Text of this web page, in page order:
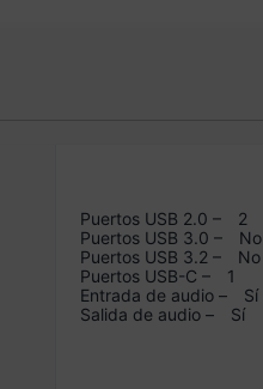
Puertos USB 2.0 –
2
Puertos USB 3.0 –
No
Puertos USB 3.2 –
No
Puertos USB-C –
1
Entrada de audio –
Sí
Salida de audio –
Sí